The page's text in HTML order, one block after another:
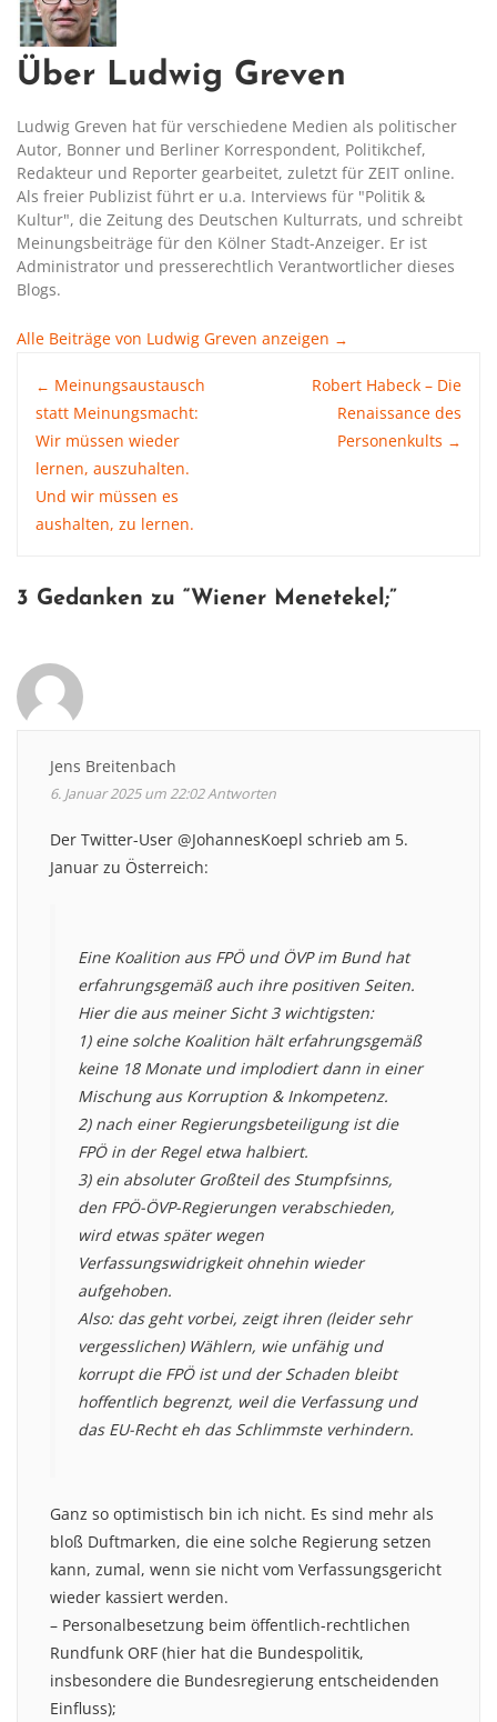
Über Ludwig Greven
Ludwig Greven hat für verschiedene Medien als politischer
Autor, Bonner und Berliner Korrespondent, Politikchef,
Redakteur und Reporter gearbeitet, zuletzt für ZEIT online.
Als freier Publizist führt er u.a. Interviews für "Politik &
Kultur", die Zeitung des Deutschen Kulturrats, und schreibt
Meinungsbeiträge für den Kölner Stadt-Anzeiger. Er ist
Administrator und presserechtlich Verantwortlicher dieses
Blogs.
Alle Beiträge von Ludwig Greven anzeigen →
Post
navigation
← Meinungsaustausch
statt Meinungsmacht:
Wir müssen wieder
lernen, auszuhalten.
Und wir müssen es
aushalten, zu lernen.
Robert Habeck – Die
Renaissance des
Personenkults →
3 Gedanken zu “Wiener Menetekel ;”
Jens Breitenbach
6. Januar 2025 um 22:02Antworten
Der Twitter-User @JohannesKoepl schrieb am 5.
Januar zu Österreich:
Eine Koalition aus FPÖ und ÖVP im Bund hat
erfahrungsgemäß auch ihre positiven Seiten.
Hier die aus meiner Sicht 3 wichtigsten:
1) eine solche Koalition hält erfahrungsgemäß
keine 18 Monate und implodiert dann in einer
Mischung aus Korruption & Inkompetenz.
2) nach einer Regierungsbeteiligung ist die
FPÖ in der Regel etwa halbiert.
3) ein absoluter Großteil des Stumpfsinns,
den FPÖ-ÖVP-Regierungen verabschieden,
wird etwas später wegen
Verfassungswidrigkeit ohnehin wieder
aufgehoben.
Also: das geht vorbei, zeigt ihren (leider sehr
vergesslichen) Wählern, wie unfähig und
korrupt die FPÖ ist und der Schaden bleibt
hoffentlich begrenzt, weil die Verfassung und
das EU-Recht eh das Schlimmste verhindern.
Ganz so optimistisch bin ich nicht. Es sind mehr als
bloß Duftmarken, die eine solche Regierung setzen
kann, zumal, wenn sie nicht vom Verfassungsgericht
wieder kassiert werden.
– Personalbesetzung beim öffentlich-rechtlichen
Rundfunk ORF (hier hat die Bundespolitik,
insbesondere die Bundesregierung entscheidenden
Einfluss);